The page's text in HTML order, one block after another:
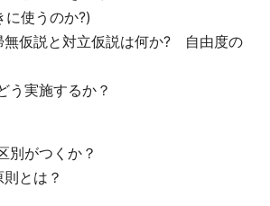
使うのか?)
無仮説と対立仮説は何か? 自由度の
う実施するか？
別がつくか？
とは？